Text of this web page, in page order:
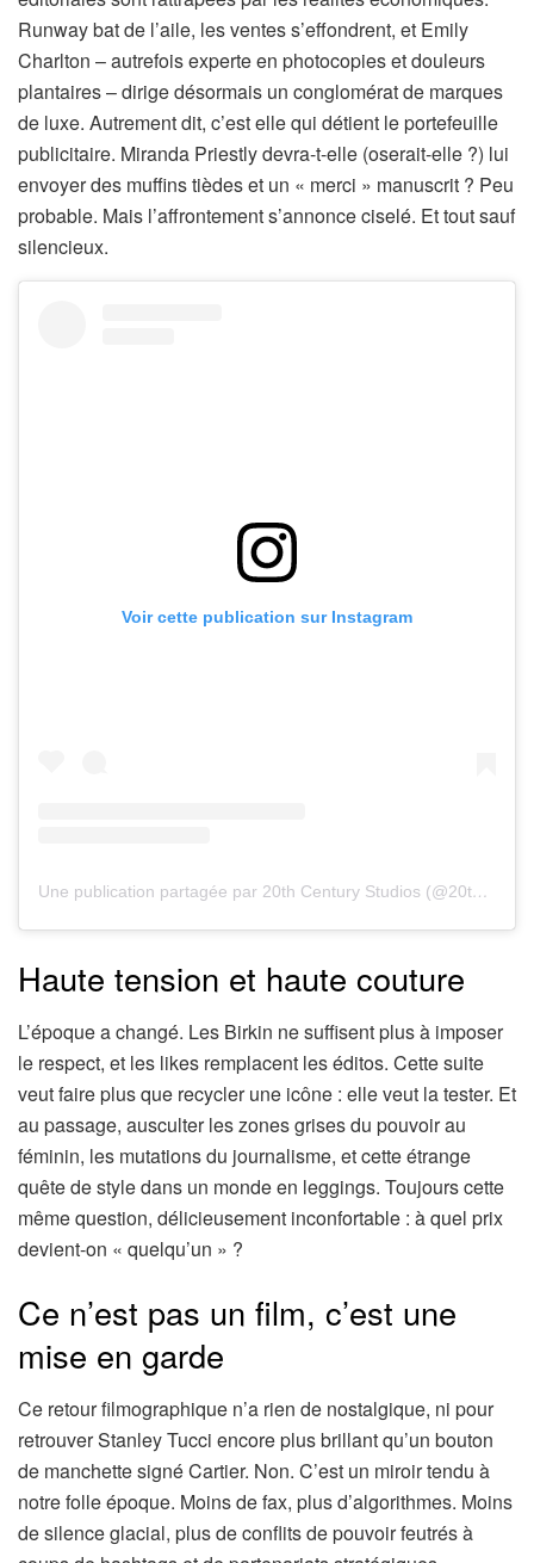
Runway bat de l’aile, les ventes s’effondrent, et Emily
Charlton – autrefois experte en photocopies et douleurs
plantaires – dirige désormais un conglomérat de marques
de luxe. Autrement dit, c’est elle qui détient le portefeuille
publicitaire. Miranda Priestly devra-t-elle (oserait-elle ?) lui
envoyer des muffins tièdes et un « merci » manuscrit ? Peu
probable. Mais l’affrontement s’annonce ciselé. Et tout sauf
silencieux.
Voir cette publication sur Instagram
Une publication partagée par 20th Century Studios (@20thcenturystudios)
Haute tension et haute couture
L’époque a changé. Les Birkin ne suffisent plus à imposer
le respect, et les likes remplacent les éditos. Cette suite
veut faire plus que recycler une icône : elle veut la tester. Et
au passage, ausculter les zones grises du pouvoir au
féminin, les mutations du journalisme, et cette étrange
quête de style dans un monde en leggings. Toujours cette
même question, délicieusement inconfortable : à quel prix
devient-on « quelqu’un » ?
Ce n’est pas un film, c’est une
mise en garde
Ce retour filmographique n’a rien de nostalgique, ni pour
retrouver Stanley Tucci encore plus brillant qu’un bouton
de manchette signé Cartier. Non. C’est un miroir tendu à
notre folle époque. Moins de fax, plus d’algorithmes. Moins
de silence glacial, plus de conflits de pouvoir feutrés à